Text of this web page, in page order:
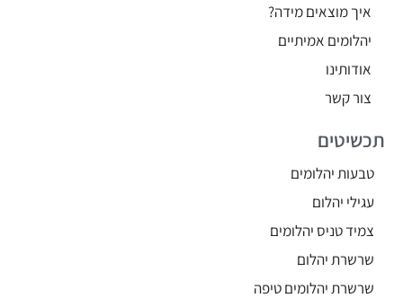
איך מוצאים מידה?
יהלומים אמיתיים
אודותינו
צור קשר
תכשיטים
טבעות יהלומים
עגילי יהלום
צמיד טניס יהלומים
שרשרת יהלום
שרשרת יהלומים טיפה